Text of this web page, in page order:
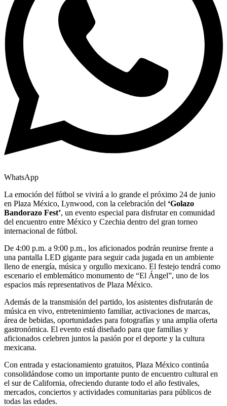
WhatsApp
La emoción del fútbol se vivirá a lo grande el próximo 24 de junio
en Plaza México, Lynwood, con la celebración del ‘Golazo
Bandorazo Fest’, un evento especial para disfrutar en comunidad
del encuentro entre México y Czechia dentro del gran torneo
internacional de fútbol.
De 4:00 p.m. a 9:00 p.m., los aficionados podrán reunirse frente a
una pantalla LED gigante para seguir cada jugada en un ambiente
lleno de energía, música y orgullo mexicano. El festejo tendrá como
escenario el emblemático monumento de “El Ángel”, uno de los
espacios más representativos de Plaza México.
Además de la transmisión del partido, los asistentes disfrutarán de
música en vivo, entretenimiento familiar, activaciones de marcas,
área de bebidas, oportunidades para fotografías y una amplia oferta
gastronómica. El evento está diseñado para que familias y
aficionados celebren juntos la pasión por el deporte y la cultura
mexicana.
Con entrada y estacionamiento gratuitos, Plaza México continúa
consolidándose como un importante punto de encuentro cultural en
el sur de California, ofreciendo durante todo el año festivales,
mercados, conciertos y actividades comunitarias para públicos de
todas las edades.